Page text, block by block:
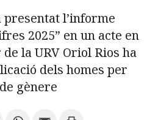
cerca avançada
presentat l’informe
2025” en un acte en
la URV Oriol Rios ha
dels homes per
gènere